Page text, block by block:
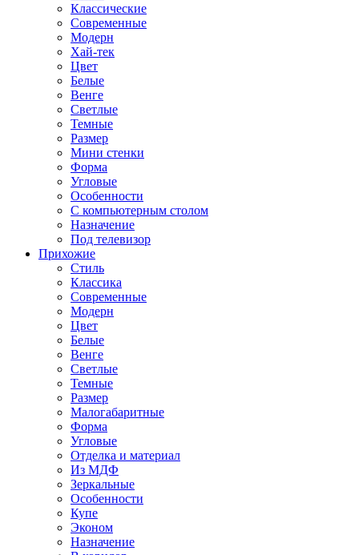
Классические
Современные
Модерн
Хай-тек
Цвет
Белые
Венге
Светлые
Темные
Размер
Мини стенки
Форма
Угловые
Особенности
С компьютерным столом
Назначение
Под телевизор
Прихожие
Стиль
Классика
Современные
Модерн
Цвет
Белые
Венге
Светлые
Темные
Размер
Малогабаритные
Форма
Угловые
Отделка и материал
Из МДФ
Зеркальные
Особенности
Купе
Эконом
Назначение